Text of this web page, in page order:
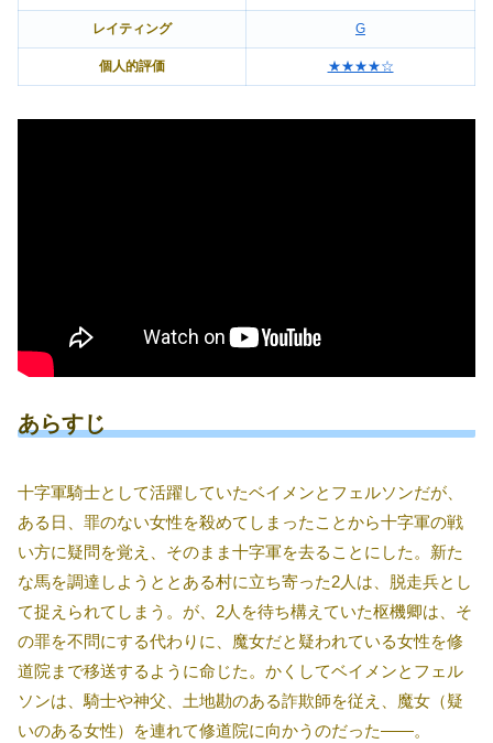
レイティング G
個人的評価 ★★★★☆
あらすじ
十字軍騎士として活躍していたベイメンとフェルソンだが、
ある日、罪のない女性を殺めてしまったことから十字軍の戦
い方に疑問を覚え、そのまま十字軍を去ることにした。新た
な馬を調達しようととある村に立ち寄った2人は、脱走兵とし
て捉えられてしまう。が、2人を待ち構えていた枢機卿は、そ
の罪を不問にする代わりに、魔女だと疑われている女性を修
道院まで移送するように命じた。かくしてベイメンとフェル
ソンは、騎士や神父、土地勘のある詐欺師を従え、魔女（疑
いのある女性）を連れて修道院に向かうのだった――。